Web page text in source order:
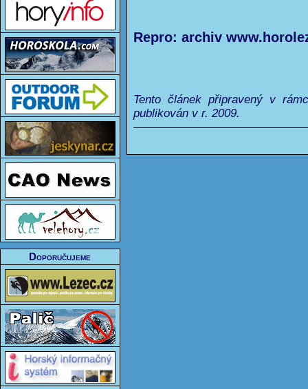
Doporučujeme
Repro: archiv
Tento článek připravený v
publikován v r. 2009.